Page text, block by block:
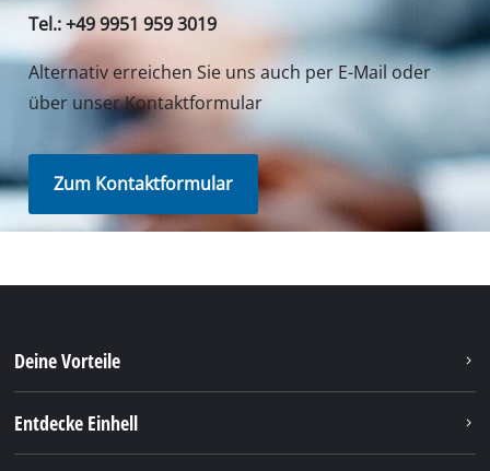
Tel.: +49 9951 959 3019
Alternativ erreichen Sie uns auch per E-Mail oder
über unser Kontaktformular
Zum Kontaktformular
Deine Vorteile
Entdecke Einhell